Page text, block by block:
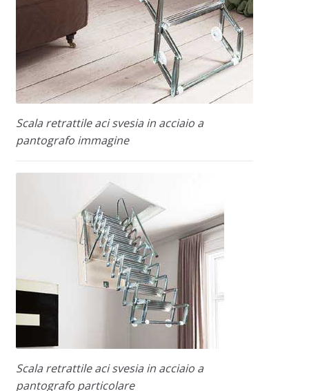
Scala retrattile aci svesia in acciaio a
pantografo immagine
Scala retrattile aci svesia in acciaio a
pantografo particolare